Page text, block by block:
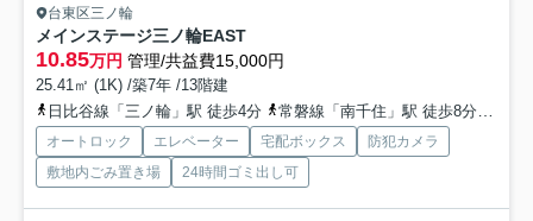
台東区三ノ輪
メインステージ三ノ輪EAST
10.85万円 管理/共益費15,000円
25.41㎡ (1K) /築7年 /13階建
日比谷線「三ノ輪」駅 徒歩4分
常磐線「南千住」駅 徒歩8分
オートロック エレベーター 宅配ボックス
防犯カメラ
敷地内ごみ置き場
24時間ゴミ出し可